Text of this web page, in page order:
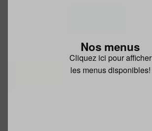
Nos menus
Cliquez ici pour afficher
les menus disponibles!